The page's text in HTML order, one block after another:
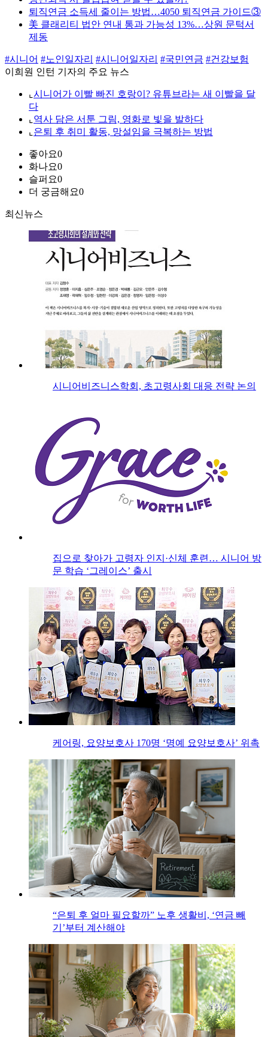
퇴직연금 소득세 줄이는 방법…4050 퇴직연금 가이드③
美 클래리티 법안 연내 통과 가능성 13%…상원 문턱서
제동
#시니어 #노인일자리 #시니어일자리 #국민연금 #건강보험
이희원 인턴 기자의 주요 뉴스
⌞ 시니어가 이빨 빠진 호랑이? 유튜브라는 새 이빨을 달
다
⌞ 역사 담은 서툰 그림, 영화로 빛을 발하다
⌞ 은퇴 후 취미 활동, 망설임을 극복하는 방법
좋아요0
화나요0
슬퍼요0
더 궁금해요0
최신뉴스
시니어비즈니스학회, 초고령사회 대응 전략 논의
집으로 찾아가 고령자 인지·신체 훈련… 시니어 방
문 학습 ‘그레이스’ 출시
케어링, 요양보호사 170명 ‘명예 요양보호사’ 위촉
“은퇴 후 얼마 필요할까” 노후 생활비, ‘연금 빼
기’부터 계산해야